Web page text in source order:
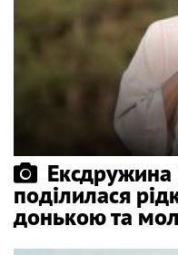
Ексдружина
поділилася
донькою та